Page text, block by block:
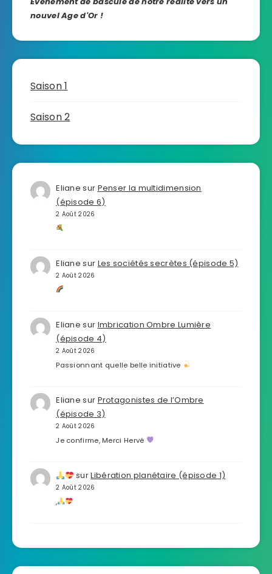
nouvel Age d'Or !
Saison 1
Saison 2
Eliane sur Penser la multidimension
(épisode 6)
2 Août 2026
Eliane sur Les sociétés secrètes (épisode 5)
2 Août 2026
Eliane sur Imbrication Ombre Lumière
(épisode 4)
2 Août 2026
Passionnant quelle belle initiative
Eliane sur Protagonistes de l’Ombre
(épisode 3)
2 Août 2026
Je confirme, Merci Hervé
surLibération planétaire (épisode 1)
2 Août 2026
,